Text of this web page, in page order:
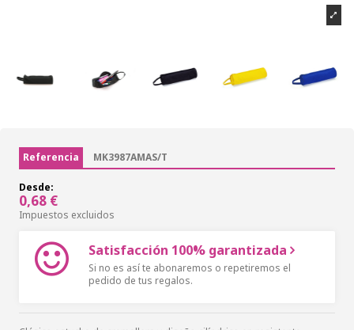
Referencia MK3987AMAS/T
Desde:
0,68 €
Impuestos excluidos
Satisfacción 100% garantizada
Si no es así te abonaremos o repetiremos el
pedido de tus regalos.